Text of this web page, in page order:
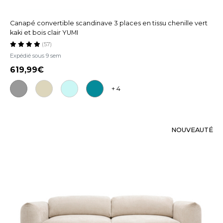
Canapé convertible scandinave 3 places en tissu chenille vert
kaki et bois clair YUMI
Expédié sous 9 sem
(57)
619,99
+ 4
NOUVEAUTÉ